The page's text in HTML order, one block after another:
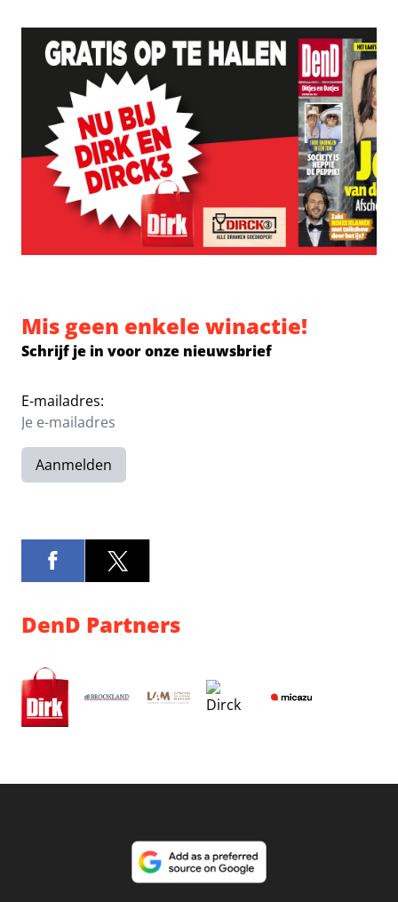
Mis geen enkele winactie!
Schrijf je in voor onze nieuwsbrief
E-mailadres:
Aanmelden
DenD Partners